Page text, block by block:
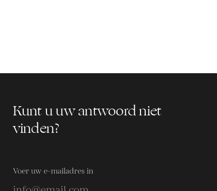
Kunt u uw antwoord niet
vinden?
Voer uw e-mailadres in